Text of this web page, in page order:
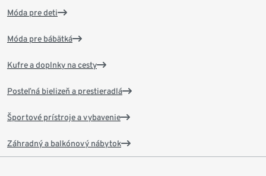
Móda pre deti
Móda pre bábätká
Kufre a doplnky na cesty
Posteľná bielizeň a prestieradlá
Športové prístroje a vybavenie
Záhradný a balkónový nábytok